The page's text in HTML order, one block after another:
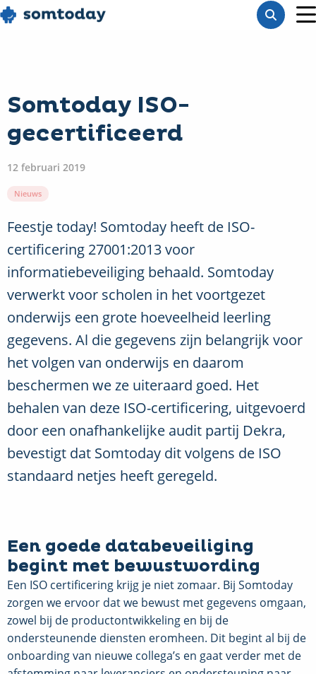
Go
to
Toon
Somtoday ISO-
gecertificeerd
12 februari 2019
Nieuws
Feestje today! Somtoday heeft de ISO-
certificering 27001:2013 voor
informatiebeveiliging behaald. Somtoday
verwerkt voor scholen in het voortgezet
onderwijs een grote hoeveelheid leerling
gegevens. Al die gegevens zijn belangrijk voor
het volgen van onderwijs en daarom
beschermen we ze uiteraard goed. Het
behalen van deze ISO-certificering, uitgevoerd
door een onafhankelijke audit partij Dekra,
bevestigt dat Somtoday dit volgens de ISO
standaard netjes heeft geregeld.
Een goede databeveiliging
begint met bewustwording
Een ISO certificering krijg je niet zomaar. Bij Somtoday
zorgen we ervoor dat we bewust met gegevens omgaan,
zowel bij de productontwikkeling en bij de
ondersteunende diensten eromheen. Dit begint al bij de
onboarding van nieuwe collega’s en gaat verder met de